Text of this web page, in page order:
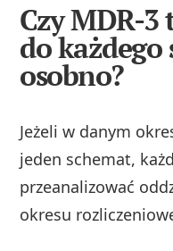
Czy MDR-3
do każdego
osobno?
Jeżeli w danym
jeden schemat,
przeanalizować
okresu